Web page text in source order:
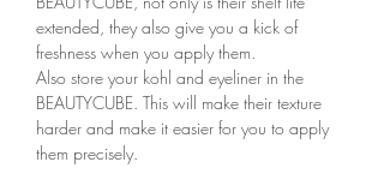
extended, they also give you a kick of
freshness when you apply them.
Also store your kohl and eyeliner in the
BEAUTYCUBE. This will make their texture
harder and make it easier for you to apply
them precisely.